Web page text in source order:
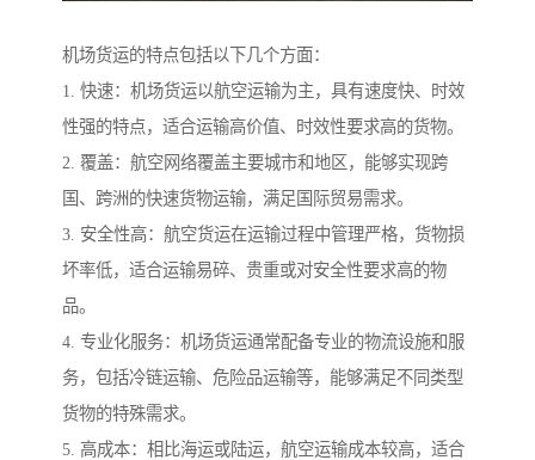
机场货运的特点包括以下几个方面：
1. 快速：机场货运以航空运输为主，具有速度快、时效
性强的特点，适合运输高价值、时效性要求高的货物。
2. 覆盖：航空网络覆盖主要城市和地区，能够实现跨
国、跨洲的快速货物运输，满足国际贸易需求。
3. 安全性高：航空货运在运输过程中管理严格，货物损
坏率低，适合运输易碎、贵重或对安全性要求高的物
品。
4. 专业化服务：机场货运通常配备专业的物流设施和服
务，包括冷链运输、危险品运输等，能够满足不同类型
货物的特殊需求。
5. 高成本：相比海运或陆运，航空运输成本较高，适合